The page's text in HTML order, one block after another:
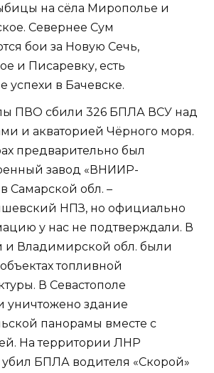
на сёла Мирополье и
Севернее Сум
бои за Новую Сечь,
и Писаревку, есть
успехи в Бачевске.
ПВО сбили 326 БПЛА ВСУ над
и акваторией Чёрного моря.
предварительно был
завод «ВНИИР-
Самарской обл. –
НПЗ, но официально
у нас не подтверждали. В
и Владимирской обл. были
топливной
В Севастополе
уничтожено здание
панорамы вместе с
На территории ЛНР
БПЛА водителя «Скорой»